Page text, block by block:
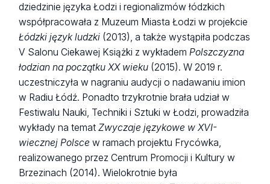
dziedzinie języka Łodzi i regionalizmów łódzkich
współpracowała z Muzeum Miasta Łodzi w projekcie
Łódzki język ludzki (2013), a także wystąpiła podczas
V Salonu Ciekawej Książki z wykładem Polszczyzna
łodzian na początku XX wieku (2015). W 2019 r.
uczestniczyła w nagraniu audycji o nadawaniu imion
w Radiu Łódź. Ponadto trzykrotnie brała udział w
Festiwalu Nauki, Techniki i Sztuki w Łodzi, prowadziła
wykłady na tematZwyczaje językowe w XVI-
wiecznej Polscew ramach projektu Frycówka,
realizowanego przez Centrum Promocji i Kultury w
Brzezinach (2014). Wielokrotnie była